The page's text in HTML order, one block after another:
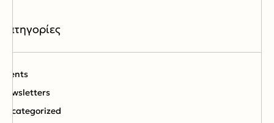
Kατηγορίες
Events
Newsletters
Uncategorized